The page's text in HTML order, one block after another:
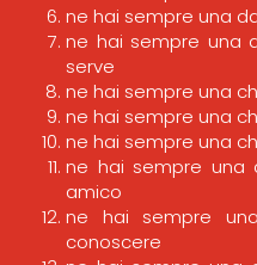
ne hai sempre una
ne hai sempre una
serve
ne hai sempre una
ne hai sempre una
ne hai sempre una
ne hai sempre una
amico
ne hai sempre
conoscere